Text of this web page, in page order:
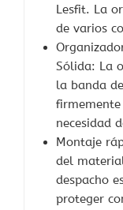
Lesfit. La
de varios
Sólida: La
la banda
necesidad
Montaje
del
despacho
proteger